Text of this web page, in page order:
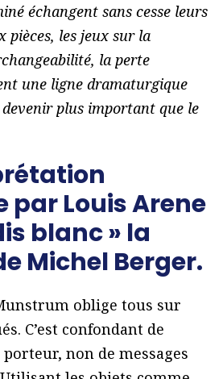
échangent sans cesse leurs
pièces, les jeux sur la
la perte
une ligne dramaturgique
devenir plus important que le
par Louis Arene
blanc » la
Michel Berger.
oblige tous sur
C’est confondant de
non de messages